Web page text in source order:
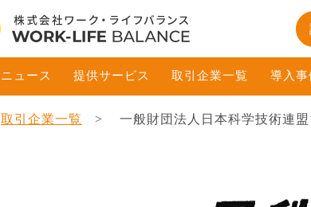
ニュース 提供サービス 取引企業一覧 導入事
取引企業一覧 一般財団法人日本科学技術連盟